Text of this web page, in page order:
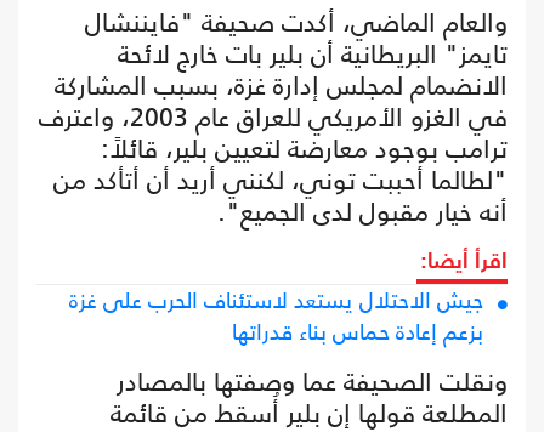
والعام الماضي، أكدت صحيفة "فايننشال
تايمز" البريطانية أن بلير بات خارج لائحة
الانضمام لمجلس إدارة غزة، بسبب المشاركة
في الغزو الأمريكي للعراق عام 2003، واعترف
ترامب بوجود معارضة لتعيين بلير، قائلاً:
"لطالما أحببت توني، لكنني أريد أن أتأكد من
أنه خيار مقبول لدى الجميع".
اقرأ أيضا:
جيش الاحتلال يستعد لاستئناف الحرب على غزة
بزعم إعادة حماس بناء قدراتها
ونقلت الصحيفة عما وصفتها بالمصادر
المطلعة قولها إن بلير أُسقط من قائمة